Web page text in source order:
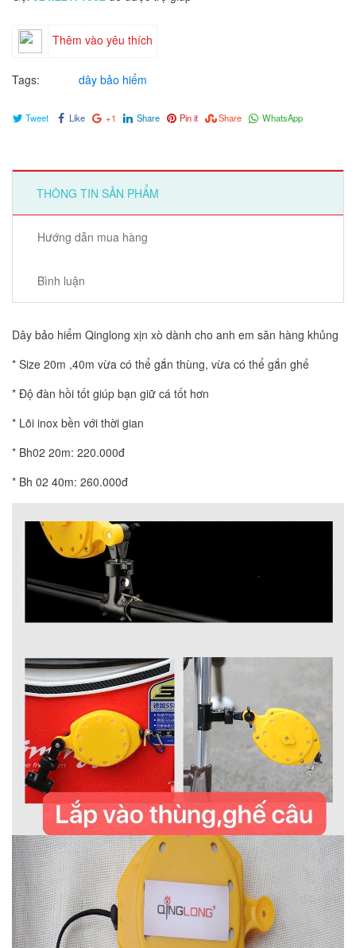
Thêm vào yêu thích
Tags: dây bảo hiểm
Tweet Like +1 Share Pin it Share WhatsApp
THÔNG TIN SẢN PHẨM
Hướng dẫn mua hàng
Bình luận
Dây bảo hiểm Qinglong xịn xò dành cho anh em săn hàng khủng
* Size 20m ,40m vừa có thể gắn thùng, vừa có thể gắn ghế
* Độ đàn hồi tốt giúp bạn giữ cá tốt hơn
* Lõi inox bền với thời gian
* Bh02 20m: 220.000đ
* Bh 02 40m: 260.000đ